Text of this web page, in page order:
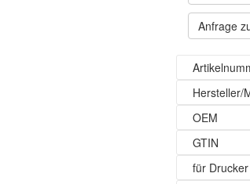
Anfrage
Hersteller/
OEM
GTIN
für Drucker